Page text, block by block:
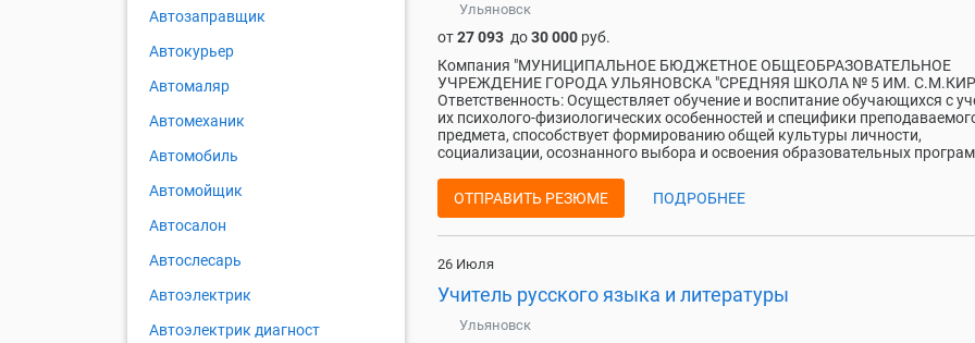
Ульяновск
от27 093 до30 000 руб.
Компания "МУНИЦИПАЛЬНОЕ БЮДЖЕТНОЕ ОБЩЕОБРАЗОВАТЕЛЬНОЕ
УЧРЕЖДЕНИЕ ГОРОДА УЛЬЯНОВСКА "СРЕДНЯЯ ШКОЛА № 5 ИМ.
Ответственность: Осуществляет обучение и воспитание обучающихся с
их психолого-физиологических особенностей и специфики
предмета, способствует формированию общей культуры личности,
социализации, осознанного выбора и освоения образовательных
ОТПРАВИТЬ РЕЗЮМЕ ПОДРОБНЕЕ
26 Июля
Учитель русского языка и литературы
Ульяновск
Автозаправщик
Автокурьер
Автомаляр
Автомеханик
Автомобиль
Автомойщик
Автосалон
Автослесарь
Автоэлектрик
Автоэлектрик диагност